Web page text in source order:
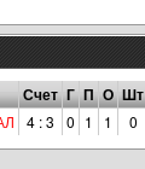
Счет Г П О Шт
4 : 3 0 1 1 0